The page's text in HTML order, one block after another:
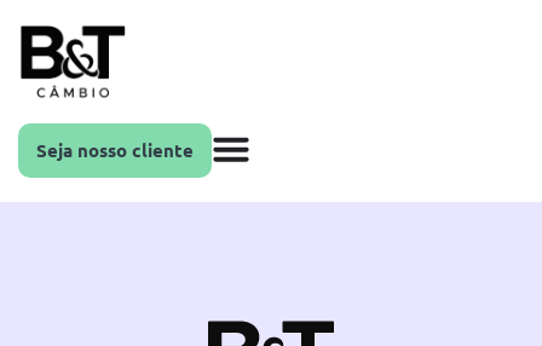
Seja nosso cliente